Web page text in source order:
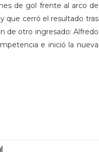
de gol frente al arco de
que cerró el resultado tras
de otro ingresado: Alfredo
e inició la nueva